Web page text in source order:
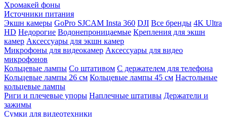
Хромакей фоны
Источники питания
Экшн камеры GoPro SJCAM Insta 360 DJI Все бренды 4K Ultra
HD Недорогие Водонепроницаемые Крепления для экшн
камер Аксессуары для экшн камер
Микрофоны для видеокамер Аксессуары для видео
микрофонов
Кольцевые лампы Со штативом C держателем для телефона
Кольцевые лампы 26 см Кольцевые лампы 45 см Настольные
кольцевые лампы
Риги и плечевые упоры Наплечные штативы Держатели и
зажимы
Сумки для видеотехники